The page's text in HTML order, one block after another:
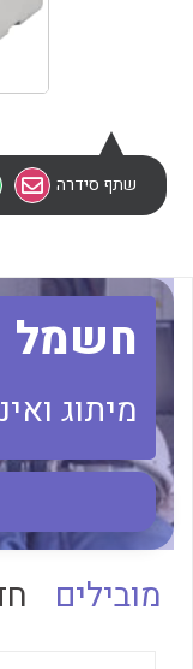
לכל מוצרי היצרן
שתף סידרה
חשמל
מיתוג
מובילים